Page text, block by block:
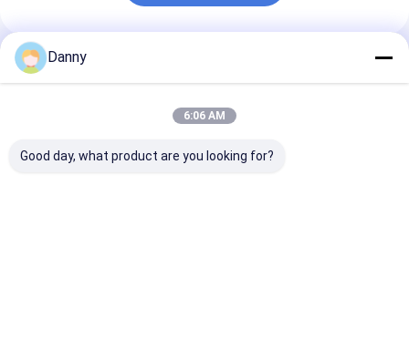
প্রস্তাবিত পণ্য
Danny
6:06 AM
Good day, what product are you looking for?